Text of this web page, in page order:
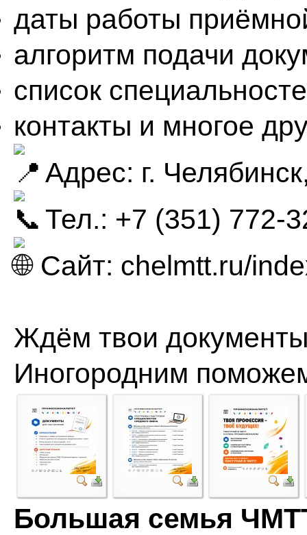
даты работы
алгоритм подачи
список
контакты и многое
Адрес: г.
Тел.: +7 (351)
Сайт: chelmtt.ru/
Ждём твои
Иногородним
Большая семья